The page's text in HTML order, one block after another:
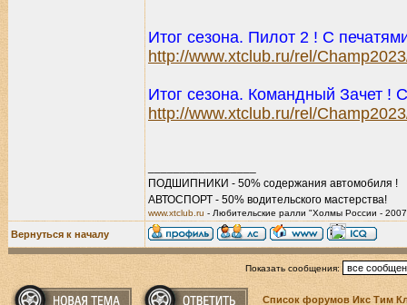
Итог сезона. Пилот 2 ! С
http://www.xtclub.ru/rel/
Итог сезона. Командный Зачет !
http://www.xtclub.ru/rel/
ПОДШИПНИКИ - 50% содержания автомобиля !
АВТОСПОРТ - 50% водительского мастерства!
www.xtclub.ru - Любительские ралли "Холмы России -
Вернуться к началу
Показать сообщения:
Список форумов Икс Тим